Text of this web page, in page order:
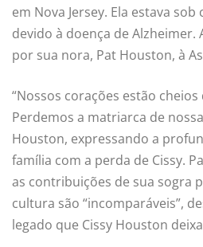
em Nova Jersey. Ela estava
devido à doença de
por sua nora, Pat Houston, à
“Nossos corações estão
Perdemos a matriarca de
Houston, expressando a
família com a perda de Cissy.
as contribuições de sua sogra
cultura são “incomparáveis”,
legado que Cissy Houston